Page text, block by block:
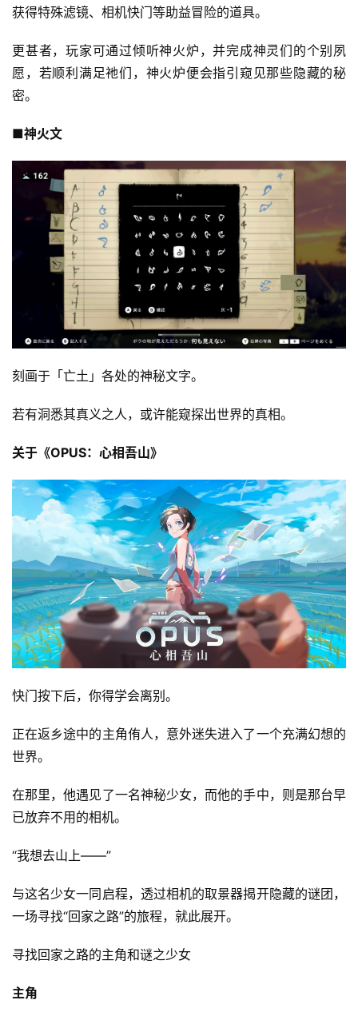
海
中
(
中
国
获得特殊滤镜、相机快门等助益冒险的道具。
更甚者，玩家可通过倾听神火炉，并完成神灵们的个别夙
愿，若顺利满足祂们，神火炉便会指引窥见那些隐藏的秘
密。
■神火文
刻画于「亡土」各处的神秘文字。
若有洞悉其真义之人，或许能窥探出世界的真相。
关于《OPUS：心相吾山》
快门按下后，你得学会离别。
正在返乡途中的主角侑人，意外迷失进入了一个充满幻想的
世界。
在那里，他遇见了一名神秘少女，而他的手中，则是那台早
已放弃不用的相机。
“我想去山上——”
与这名少女一同启程，透过相机的取景器揭开隐藏的谜团，
一场寻找“回家之路”的旅程，就此展开。
寻找回家之路的主角和谜之少女
主角